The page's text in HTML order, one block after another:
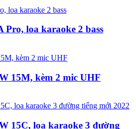
Pro, loa karaoke 2 bass
15M, kèm 2 mic UHF
15C, loa karaoke 3 đường